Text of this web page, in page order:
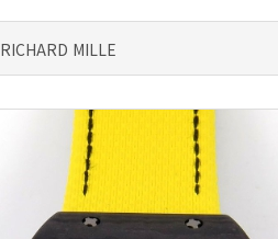
RICHARD MILLE